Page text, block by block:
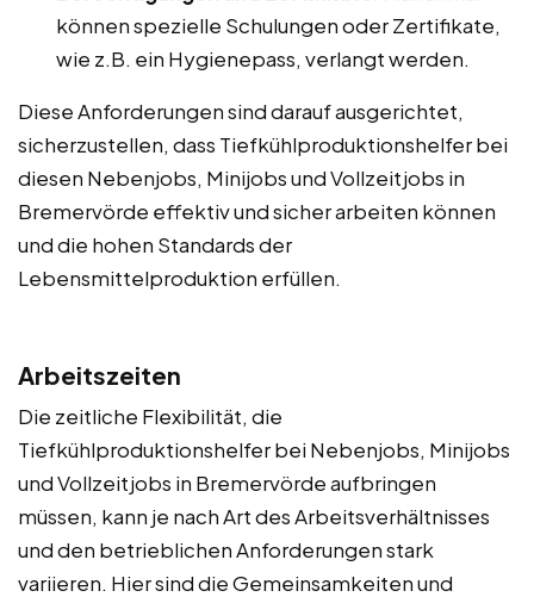
können spezielle Schulungen oder Zertifikate,
wie z.B. ein Hygienepass, verlangt werden.
Diese Anforderungen sind darauf ausgerichtet,
sicherzustellen, dass Tiefkühlproduktionshelfer bei
diesen Nebenjobs, Minijobs und Vollzeitjobs in
Bremervörde effektiv und sicher arbeiten können
und die hohen Standards der
Lebensmittelproduktion erfüllen.
Arbeitszeiten
Die zeitliche Flexibilität, die
Tiefkühlproduktionshelfer bei Nebenjobs, Minijobs
und Vollzeitjobs in Bremervörde aufbringen
müssen, kann je nach Art des Arbeitsverhältnisses
und den betrieblichen Anforderungen stark
variieren. Hier sind die Gemeinsamkeiten und